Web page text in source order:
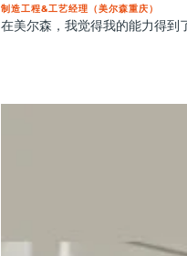
制造工程&工艺经理（美尔森重庆）
在美尔森，我觉得我的能力得到